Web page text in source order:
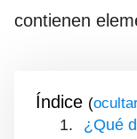
contienen
Índice (
¿Qué